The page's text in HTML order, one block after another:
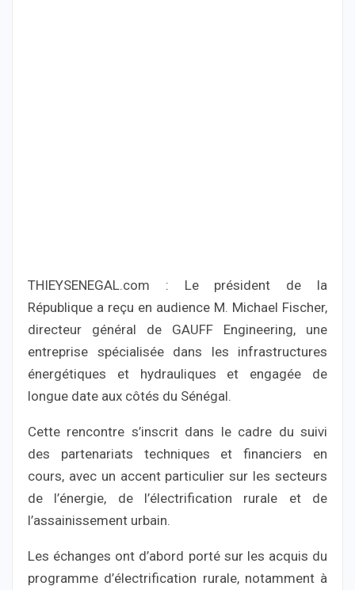
THIEYSENEGAL.com : Le président de la
République a reçu en audience M. Michael Fischer,
directeur général de GAUFF Engineering, une
entreprise spécialisée dans les infrastructures
énergétiques et hydrauliques et engagée de
longue date aux côtés du Sénégal.
Cette rencontre s’inscrit dans le cadre du suivi
des partenariats techniques et financiers en
cours, avec un accent particulier sur les secteurs
de l’énergie, de l’électrification rurale et de
l’assainissement urbain.
Les échanges ont d’abord porté sur les acquis du
programme d’électrification rurale, notamment à